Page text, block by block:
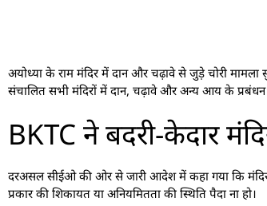
अयोध्या के राम मंदिर में दान और चढ़ावे से जुड़े चोरी मामला
संचालित सभी मंदिरों में दान, चढ़ावे और अन्य आय के प्रबंधन
BKTC ने बदरी-केदार
दरअसल सीईओ की ओर से जारी आदेश में कहा गया कि
प्रकार की शिकायत या अनियमितता की स्थिति पैदा ना हो।